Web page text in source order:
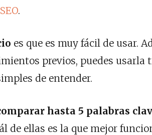
SEO.
es que es muy fácil de usar.
previos, puedes usarla
de entender.
hasta 5 palabras
de ellas es la que mejor